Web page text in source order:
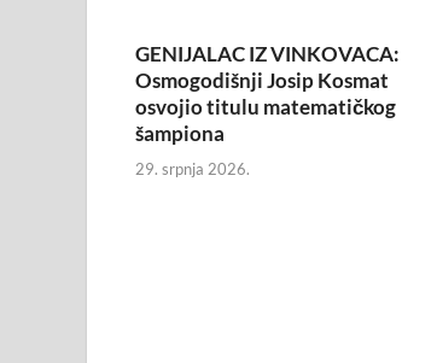
GENIJALAC IZ VINKOVACA:
Osmogodišnji Josip Kosmat
osvojio titulu matematičkog
šampiona
29. srpnja 2026.